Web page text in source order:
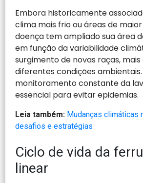
Embora historicamente
clima mais frio ou áreas de
doença tem ampliado sua área
em função da variabilidade
surgimento de novas raças,
diferentes condições ambientais.
monitoramento constante da
essencial para evitar epidemias.
Leia também: Mudanças climáticas
desafios e estratégias
Ciclo de vida da
linear